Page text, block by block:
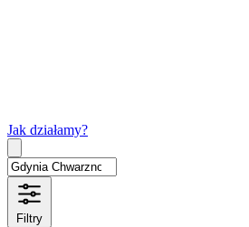
Jak działamy?
Filtry